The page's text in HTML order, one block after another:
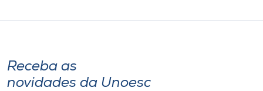
Receba as
novidades da Unoesc